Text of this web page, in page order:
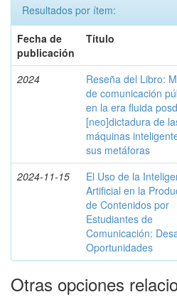
Resultados por ítem:
Fecha de
publicación
Título
2024
Reseña del Libro:
de comunicación
en la era fluida
[neo]dictadura de
máquinas
sus metáforas
2024-11-15
El Uso de la
Artificial en la
de Contenidos por
Estudiantes de
Comunicación:
Oportunidades
Otras opciones